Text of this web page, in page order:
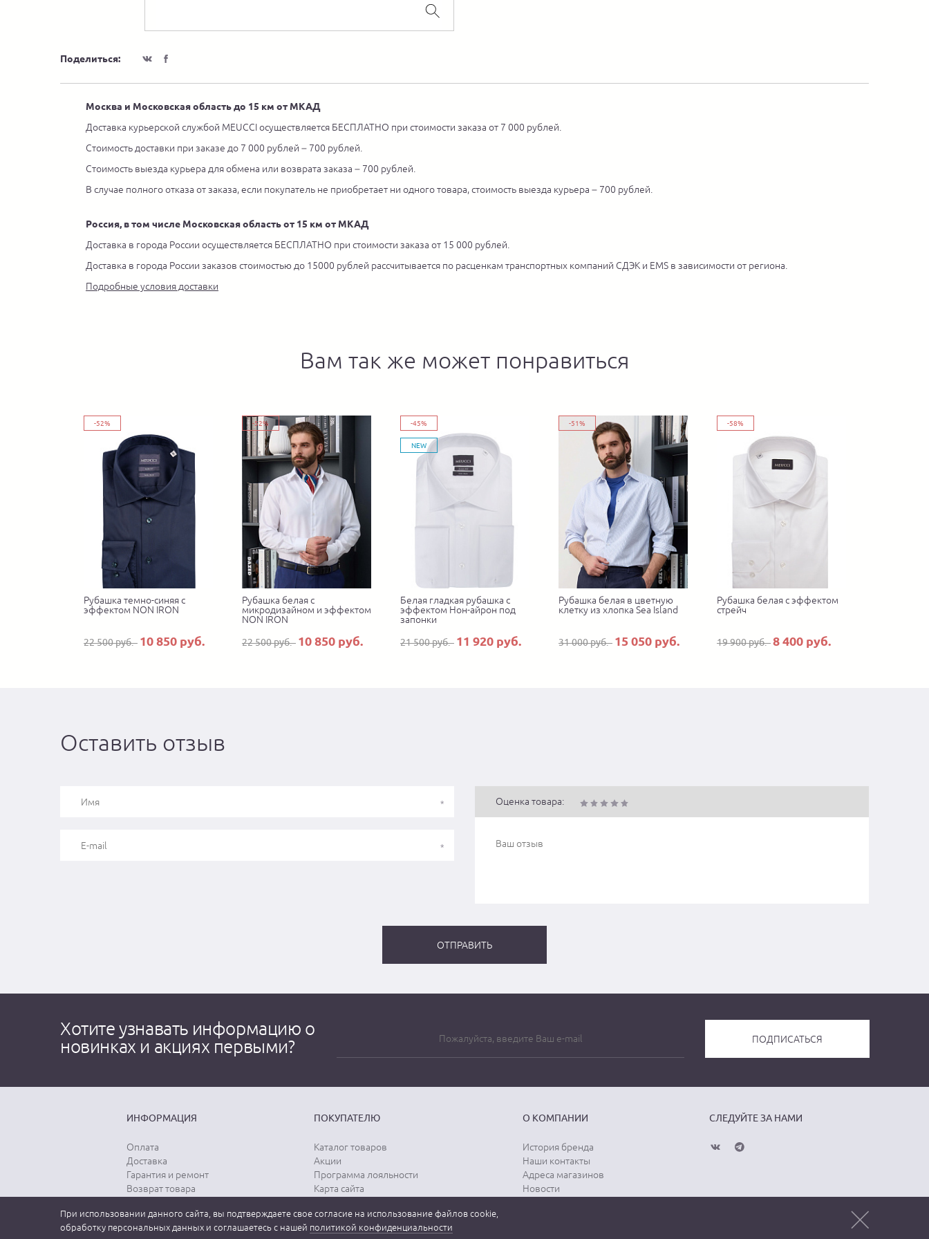
Поделиться:
Москва и Московская область до 15 км от МКАД
Доставка курьерской службой MEUCCI осуществляется БЕСПЛАТНО при стоимости заказа от 7 000 рублей.
Стоимость доставки при заказе до 7 000 рублей – 700 рублей.
Стоимость выезда курьера для обмена или возврата заказа – 700 рублей.
В случае полного отказа от заказа, если покупатель не приобретает ни одного товара, стоимость выезда курьера – 700 рублей.
Россия, в том числе Московская область от 15 км от МКАД
Доставка в города России осуществляется БЕСПЛАТНО при стоимости заказа от 15 000 рублей.
Доставка в города России заказов стоимостью до 15000 рублей рассчитывается по расценкам транспортных компаний СДЭК и EMS в зависимости от региона.
Подробные условия доставки
Вам так же может понравиться
-52%
Рубашка темно-синяя с
эффектом NON IRON
22 500 руб. 10 850 руб.
-52%
Рубашка белая с
микродизайном и эффектом
NON IRON
22 500 руб. 10 850 руб.
-45%
NEW
Белая гладкая рубашка с
эффектом Нон-айрон под
запонки
21 500 руб. 11 920 руб.
-51%
Рубашка белая в цветную
клетку из хлопка Sea Island
31 000 руб. 15 050 руб.
-58%
Рубашка белая с эффектом
стрейч
19 900 руб.8 400 руб.
Оставить отзыв
Оценка товара:
Хотите узнавать информацию о
новинках и акциях первыми?
ИНФОРМАЦИЯ
Оплата
Доставка
Гарантия и ремонт
Возврат товара
Уход за одеждой
ПОКУПАТЕЛЮ
Каталог товаров
Акции
Программа лояльности
Карта сайта
Отзывы о товарах
О КОМПАНИИ
История бренда
Наши контакты
Адреса магазинов
Новости
СЛЕДУЙТЕ ЗА НАМИ
При использовании данного сайта, вы подтверждаете свое согласие на использование файлов cookie,
обработку персональных данных и соглашаетесь с нашей политикой конфиденциальности